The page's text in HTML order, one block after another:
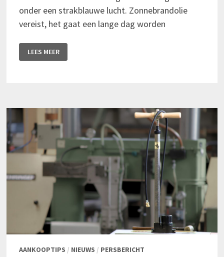
onder een strakblauwe lucht. Zonnebrandolie
vereist, het gaat een lange dag worden
KM
GRAVELEN
LEES MEER
AANKOOPTIPS / NIEUWS / PERSBERICHT